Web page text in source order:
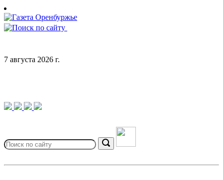
Skip
to
content
7 августа 2026 г.
for:
Search